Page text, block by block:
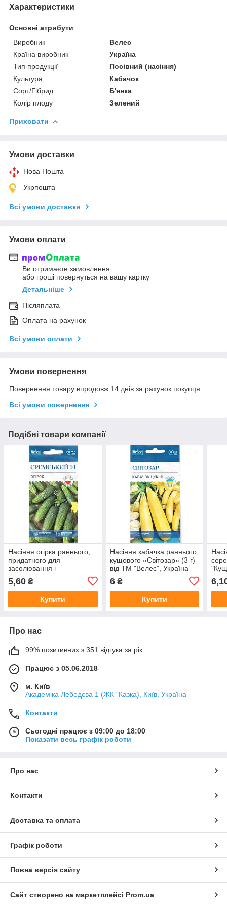
Характеристики
Основні атрибути
Виробник
Велес
Країна виробник
Україна
Тип продукції
Посівний (насіння)
Культура
Кабачок
Сорт/Гібрид
Б'янка
Колір плоду
Зелений
Приховати
Умови доставки
Нова Пошта
Укрпошта
Всі умови доставки
Умови оплати
Ви отримаєте замовлення
або гроші повернуться на вашу картку
Детальніше
Післяплата
Оплата на рахунок
Всі умови оплати
Умови повернення
Повернення товару впродовж 14 днів за рахунок покупця
Всі умови повернення
Подібні товари компанії
Насіння огірка раннього,
придатного для
засолювання і
"Сремський" F1 (0,5 г) від
ТМ "Велес"
5,60 ₴
Купити
Насіння кабачка раннього,
кущового «Світозар» (3 г)
від ТМ "Велес", Україна
6₴
Купити
Про нас
99% позитивних з 351 відгука за рік
Працює з 05.06.2018
м. Київ
Академіка Лебедєва 1 (ЖК "Казка), Київ, Україна
Контакти
Сьогодні працює з 09:00 до 18:00
Показати весь графік роботи
Про нас
Контакти
Доставка та оплата
Графік роботи
Повна версія сайту
Сайт створено на маркетплейсі Prom.ua